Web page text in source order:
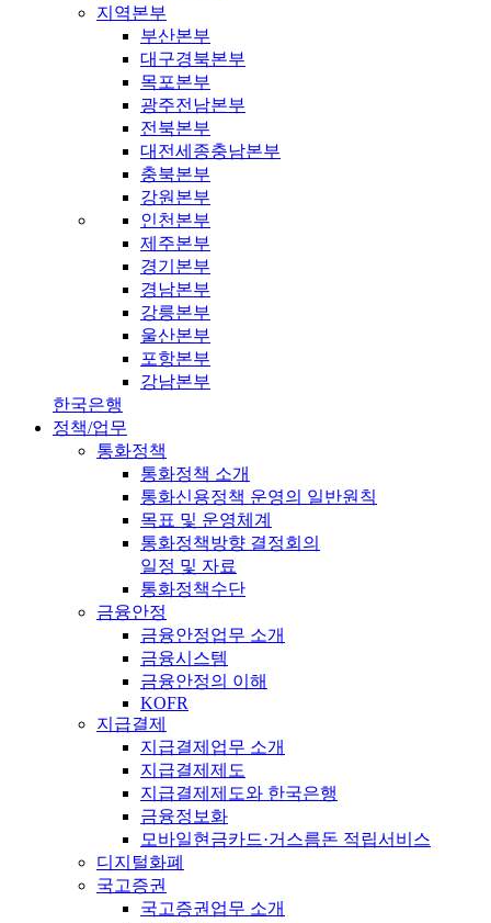
지역본부
부산본부
대구경북본부
목포본부
광주전남본부
전북본부
대전세종충남본부
충북본부
강원본부
인천본부
제주본부
경기본부
경남본부
강릉본부
울산본부
포항본부
강남본부
한국은행
정책/업무
통화정책
통화정책 소개
통화신용정책 운영의 일반원칙
목표 및 운영체계
통화정책방향 결정회의
일정 및 자료
통화정책수단
금융안정
금융안정업무 소개
금융시스템
금융안정의 이해
KOFR
지급결제
지급결제업무 소개
지급결제제도
지급결제제도와 한국은행
금융정보화
모바일현금카드·거스름돈 적립서비스
디지털화폐
국고증권
국고증권업무 소개